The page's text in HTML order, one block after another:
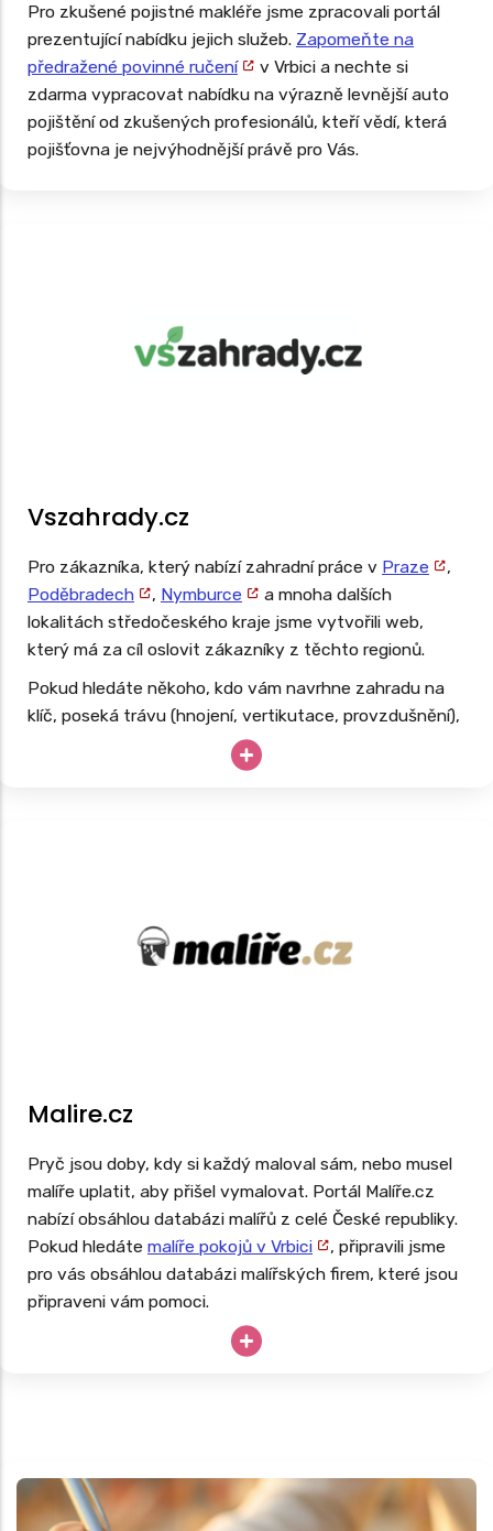
Pro zkušené pojistné makléře jsme zpracovali portál
prezentující nabídku jejich služeb. Zapomeňte na
předražené povinné ručení
v Vrbici a nechte si
zdarma vypracovat nabídku na výrazně levnější auto
pojištění od zkušených profesionálů, kteří vědí, která
pojišťovna je nejvýhodnější právě pro Vás.
Vszahrady.cz
Pro zákazníka, který nabízí zahradní práce v Praze
,
Poděbradech
, Nymburce
a mnoha dalších
lokalitách středočeského kraje jsme vytvořili web,
který má za cíl oslovit zákazníky z těchto regionů.
Pokud hledáte někoho, kdo vám navrhne zahradu na
klíč, poseká trávu (hnojení, vertikutace, provzdušnění),
ostříhá živý plot, začistí zahradu, můžeme rozhodně
doporučit. Web, který jsme pro tuto službu připravili,
Malire.cz
Pryč jsou doby, kdy si každý maloval sám, nebo musel
malíře uplatit, aby přišel vymalovat. Portál Malíře.cz
nabízí obsáhlou databázi malířů z celé České republiky.
Pokud hledáte malíře pokojů v Vrbici
, připravili jsme
pro vás obsáhlou databázi malířských firem, které jsou
připraveni vám pomoci.
Potřebujete vymalovat ihned, ale potřebujete si